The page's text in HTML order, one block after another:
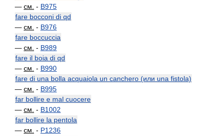
— см. - B975
fare bocconi di qd
— см. - B976
fare boccuccia
— см. - B989
fare il boia di qd
— см. - B990
fare di una bolla acquaiola un canchero (или una fistola)
— см. - B995
far bollire e mal cuocere
— см. - B1002
far bollire la pentola
— см. - P1236